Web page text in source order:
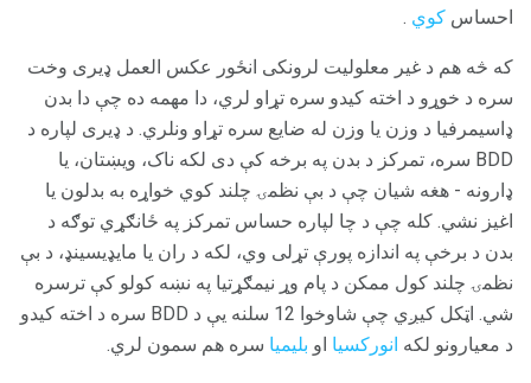
احساس کوي .
که څه هم د غیر معلولیت لرونکی انځور عکس العمل ډیری وخت
سره د خوړو د اخته کیدو سره تړاو لري، دا مهمه ده چې دا بدن
ډاسیمرفیا د وزن یا وزن له ضایع سره تړاو ونلري. د ډیری لپاره د
BDD سره، تمرکز د بدن په برخه کې دی لکه ناک، ویښتان، یا
ډارونه - هغه شیان چې د بې نظمۍ چلند کوي خواړه به بدلون یا
اغیز نشي. کله چې د چا لپاره حساس تمرکز په ځانګړي توګه د
بدن د برخې په اندازه پورې تړلی وي، لکه د ران یا مایډیسینډ، د بې
نظمۍ چلند کول ممکن د پام وړ نیمګړتیا په نښه کولو کې ترسره
شي. اټکل کیږي چې شاوخوا 12 سلنه یې د BDD سره د اخته کیدو
د معیارونو لکه انورکسیا او بلیمیا سره هم سمون لري.